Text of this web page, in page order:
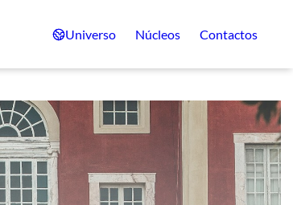
Universo Núcleos Contactos